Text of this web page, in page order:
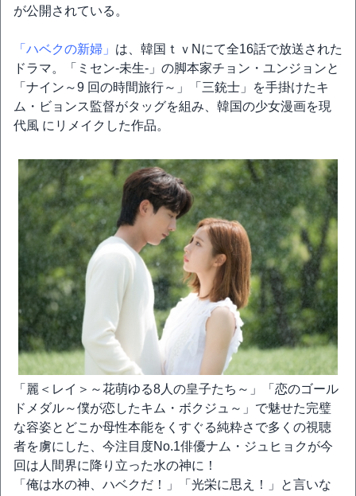
が公開されている。
「ハベクの新婦」 は、韓国ｔｖNにて全16話で放送された
ドラマ。「ミセン-未生-」の脚本家チョン・ユンジョンと
「ナイン～9 回の時間旅行～」「三銃士」を手掛けたキ
ム・ビョンス監督がタッグを組み、韓国の少女漫画を現
代風 にリメイクした作品。
「麗＜レイ＞～花萌ゆる8人の皇子たち～」「恋のゴール
ドメダル～僕が恋したキム・ボクジュ～」で魅せた完璧
な容姿とどこか母性本能をくすぐる純粋さで多くの視聴
者を虜にした、今注目度No.1俳優ナム・ジュヒョクが今
回は人間界に降り立った水の神に！
「俺は水の神、ハベクだ！」「光栄に思え！」と言いな